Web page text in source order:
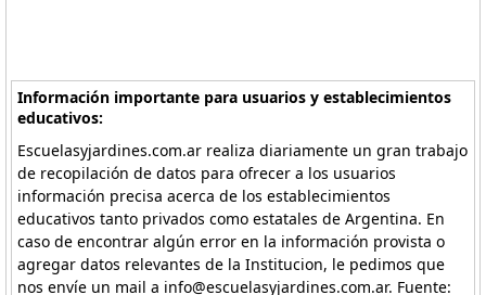
Información importante para usuarios y establecimientos
educativos:
Escuelasyjardines.com.ar realiza diariamente un gran trabajo
de recopilación de datos para ofrecer a los usuarios
información precisa acerca de los establecimientos
educativos tanto privados como estatales de Argentina. En
caso de encontrar algún error en la información provista o
agregar datos relevantes de la Institucion, le pedimos que
nos envíe un mail a info@escuelasyjardines.com.ar. Fuente: